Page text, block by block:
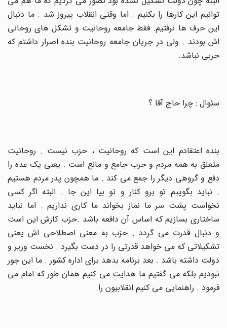
توانیم این کارها را بکنیم . اما وقتی انقلاب پیروز شد . ما دنبال
این حرف ها نرفتیم. فقط جامعه روحانیت و تشکل های روحانی
اش بودند . ولی در جریان جامعه روحانیت بنده اصرار داشتم که
حزبی نباشد.
سئوال : چرا حاج آقا ؟
بنده اعتقادم این است که روحانیت ، حزب نیست . روحانیت
متعلق به همه مردم و حزب جامع و مانع است . یعنی یک عده را
دفع و گروهی دیگر را جمع می کند . ما همچون پدر مردم هستیم
. نباید بگوییم تو برو کنار و تو بیا این جا . البته اگر کسی
نخواست پشت سر ما نماز بخواند ما کاری نداریم . اما نباید
ساختاری بسازیم که اساس آن دافعه باشد .حزب کارش این است
و دنبال قدرت می گردد . حزب به معنی اصطلاحی اش یعنی
تشکیلاتی که می خواهد قدرتی را در دست بگیرد . نخست وزیر و
دولت داشته باشد . بعد برنامه بدهد برای اداره کشور . ما این جور
نبودیم بلکه می گفتیم ما هدایت می کنیم همان طور که امام می
فرمود . راهنمایی می کنیم انقلابیون را.